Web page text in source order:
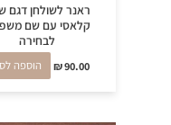
ראנר לשולחן דגם
קלאסי עם שם
לבחירה
₪90.00 הוספה